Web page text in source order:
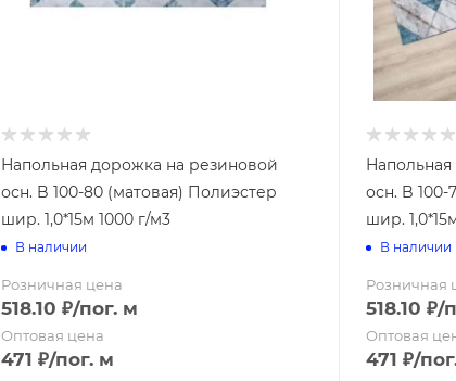
Напольная дорожка на резиновой
осн. B 100-80 (матовая) Полиэстер
шир. 1,0*15м 1000 г/м3
В наличии
Розничная цена
518.10 ₽/пог. м
Оптовая цена
471 ₽/пог. м
осн. B
шир.
В наличии
Розничная
518.10 ₽/
Оптовая
471 ₽/